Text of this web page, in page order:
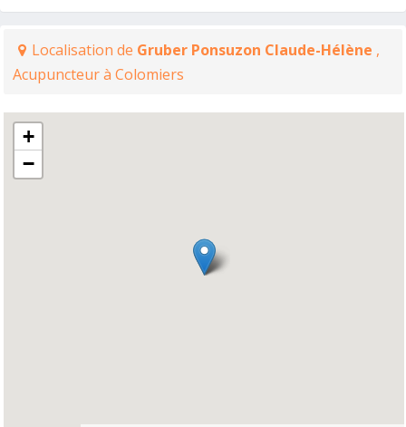
Localisation de Gruber Ponsuzon Claude-Hélène ,
Acupuncteur à Colomiers
+
−